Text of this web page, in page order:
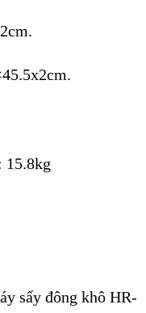
15.8kg
sấy đông khô HR-